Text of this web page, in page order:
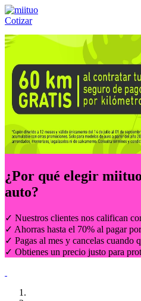
Cotizar
Llámanos al:(55) 84-21-05-00 ó
¿Por qué elegir miituo
auto?
✓ Nuestros clientes nos califican
✓ Ahorras hasta el 70% al pagar
✓ Pagas al mes y cancelas cuando
✓ Obtienes un precio justo para